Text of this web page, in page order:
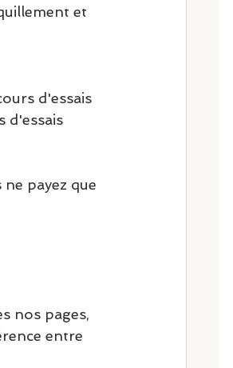
et
d'essais
d'essais
payez que
nos pages,
entre